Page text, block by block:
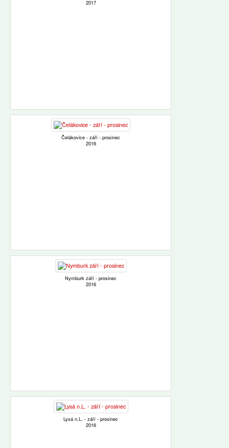
2017
Čelákovice - září - prosinec
2016
Nymburk září - prosinec
2016
Lysá n.L. - září - prosinec
2016